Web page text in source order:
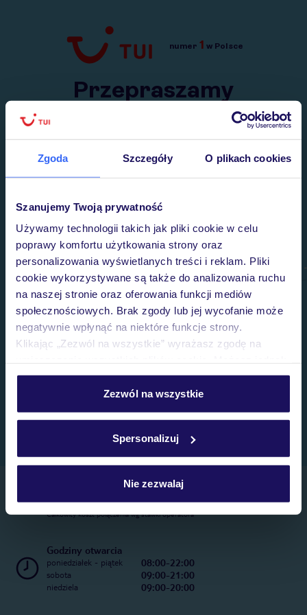
Zgoda Szczegóły O plikach cookies
Szanujemy Twoją prywatność
Używamy technologii takich jak pliki cookie w celu
poprawy komfortu użytkowania strony oraz
personalizowania wyświetlanych treści i reklam. Pliki
cookie wykorzystywane są także do analizowania ruchu
na naszej stronie oraz oferowania funkcji mediów
społecznościowych. Brak zgody lub jej wycofanie może
negatywnie wpłynąć na niektóre funkcje strony.
Klikając „Zezwól na wszystkie” wyrażasz zgodę na
personalizować swój wybór wchodząc w zakładkę
Szczegółowe informacje o plikach cookie znajdziesz
Zezwól na wszystkie
Spersonalizuj
Nie zezwalaj
Przejdź do TUI.pl
numer 1 w Polsce
Przepraszamy
Wysłaliśmy nasz serwis na krótkie wakacje.
Telefoniczne Centrum Rezerwacji
22 270 31 20
Całkowity koszt połączenia wg stawki operatora
Godziny otwarcia
poniedziałek - piątek 08:00-22:00
sobota 09:00-21:00
niedziela 09:00-20:00